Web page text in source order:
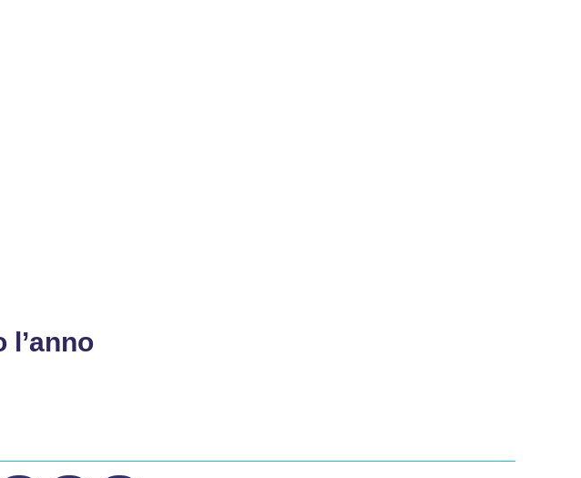
l’anno